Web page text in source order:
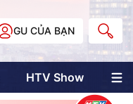
GU CỦA BẠN
HTV Show